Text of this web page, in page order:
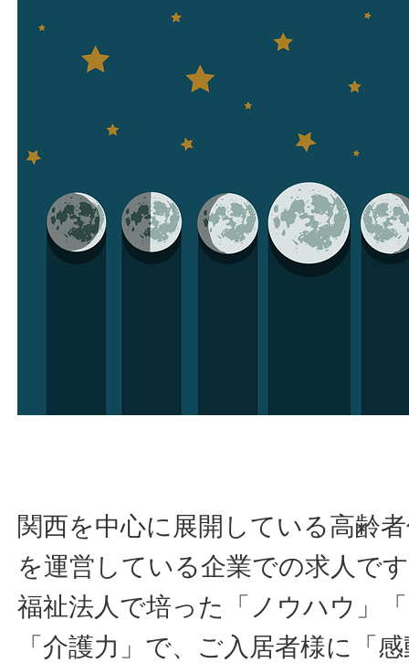
関西を中心に展開している高齢
を運営している企業での求人で
福祉法人で培った「ノウハウ」
「介護力」で、ご入居者様に「